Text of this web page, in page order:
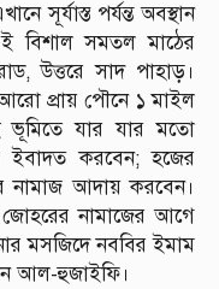
সূর্যাস্ত পর্যন্ত অবস্থান
বিশাল সমতল মাঠের
উত্তরে সাদ পাহাড়।
আরো প্রায় পৌনে ১ মাইল
ভূমিতে যার যার মতো
ইবাদত করবেন; হজের
আদায় করবেন।
জোহরের নামাজের আগে
মসজিদে নববির ইমাম
আল-হুজাইফি।